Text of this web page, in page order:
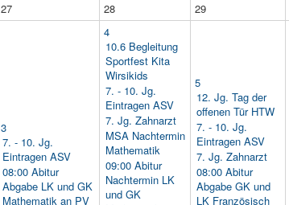
27 28 29
3
7. - 10. Jg.
Eintragen ASV
08:00 Abitur
Abgabe LK und GK
Mathematik an PV
4
10.6 Begleitung
Sportfest Kita
Wirsikids
7. - 10. Jg.
Eintragen ASV
7. Jg. Zahnarzt
MSA Nachtermin
Mathematik
09:00 Abitur
Nachtermin LK
und GK
5
12. Jg. Tag der
offenen Tür HTW
7. - 10. Jg.
Eintragen ASV
7. Jg. Zahnarzt
08:00 Abitur
Abgabe GK und
LK Französisch